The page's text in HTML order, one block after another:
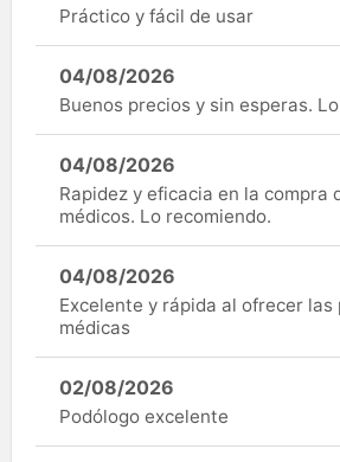
Práctico y fácil de usar
04/08/2026
Buenos precios y sin esperas.
04/08/2026
Rapidez y eficacia en la compra
médicos. Lo recomiendo.
04/08/2026
Excelente y rápida al ofrecer las
médicas
02/08/2026
Podólogo excelente